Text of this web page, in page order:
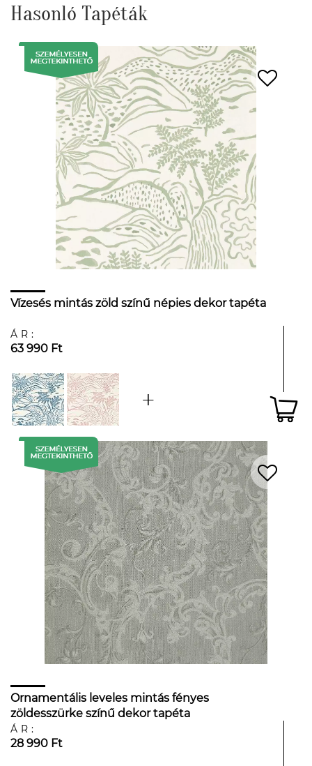
Hasonló Tapéták
Vízesés mintás zöld színű népies dekor tapéta
ÁR:
63 990 Ft
Ornamentális leveles mintás fényes
zöldesszürke színű dekor tapéta
ÁR:
28 990 Ft